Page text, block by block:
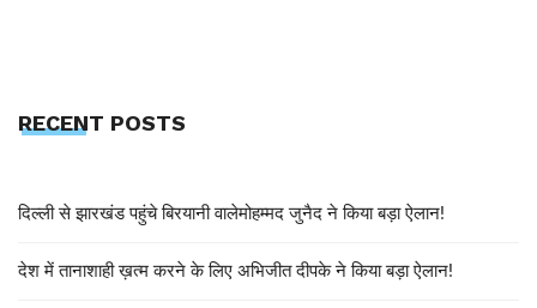
RECENT POSTS
दिल्ली से झारखंड पहुंचे बिरयानी वालेमोहम्मद जुनैद ने किया बड़ा ऐलान!
देश में तानाशाही ख़त्म करने के लिए अभिजीत दीपके ने किया बड़ा ऐलान!